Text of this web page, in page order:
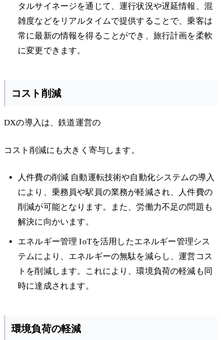
タルサイネージを通じて、運行状況や遅延情報、混
雑度などをリアルタイムで提供することで、乗客は
常に最新の情報を得ることができ、旅行計画を柔軟
に変更できます。
コスト削減
DXの導入は、鉄道運営の
コスト削減にも大きく寄与します。
人件費の削減 自動運転技術や自動化システムの導入
により、乗務員や駅員の業務が軽減され、人件費の
削減が可能となります。また、労働力不足の問題も
解決に向かいます。
エネルギー管理 IoTを活用したエネルギー管理シス
テムにより、エネルギーの無駄を減らし、運営コス
トを削減します。これにより、環境負荷の軽減も同
時に達成されます。
環境負荷の軽減